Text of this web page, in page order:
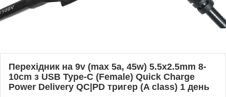
Перехідник на 9v (max 5a, 45w) 5.5x2.5mm 8-
10cm з USB Type-C (Female) Quick Charge
Power Delivery QC|PD тригер (A class) 1 день